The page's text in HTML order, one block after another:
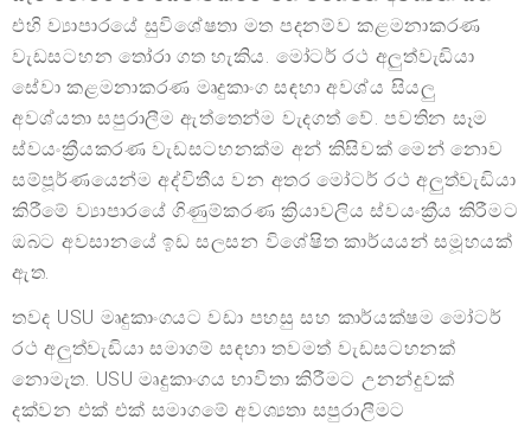
එහි ව්‍යාපාරයේ සුවිශේෂතා මත පදනම්ව කළමනාකරණ
වැඩසටහන තෝරා ගත හැකිය. මෝටර් රථ අලුත්වැඩියා
සේවා කළමනාකරණ මෘදුකාංග සඳහා අවශ්ය සියලු
අවශ්යතා සපුරාලීම ඇත්තෙන්ම වැදගත් වේ. පවතින සෑම
ස්වයංක්‍රීයකරණ වැඩසටහනක්ම අන් කිසිවක් මෙන් නොව
සම්පූර්ණයෙන්ම අද්විතීය වන අතර මෝටර් රථ අලුත්වැඩියා
කිරීමේ ව්‍යාපාරයේ ගිණුම්කරණ ක්‍රියාවලිය ස්වයංක්‍රීය කිරීමට
ඔබට අවසානයේ ඉඩ සලසන විශේෂිත කාර්යයන් සමූහයක්
ඇත.
තවද USU මෘදුකාංගයට වඩා පහසු සහ කාර්යක්ෂම මෝටර්
රථ අලුත්වැඩියා සමාගම් සඳහා තවමත් වැඩසටහනක්
නොමැත. USU මෘදුකාංගය භාවිතා කිරීමට උනන්දුවක්
දක්වන එක් එක් සමාගමේ අවශ්‍යතා සපුරාලීමට